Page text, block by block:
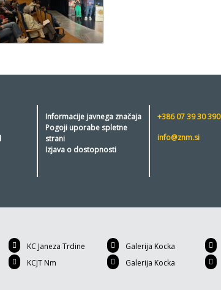
Informacije javnega značaja
Pogoji uporabe spletne
strani
Izjava o dostopnosti
+386 07 39 30 390
info@znm.si
KC Janeza Trdine
KCJT Nm
Galerija Kocka
Galerija Kocka